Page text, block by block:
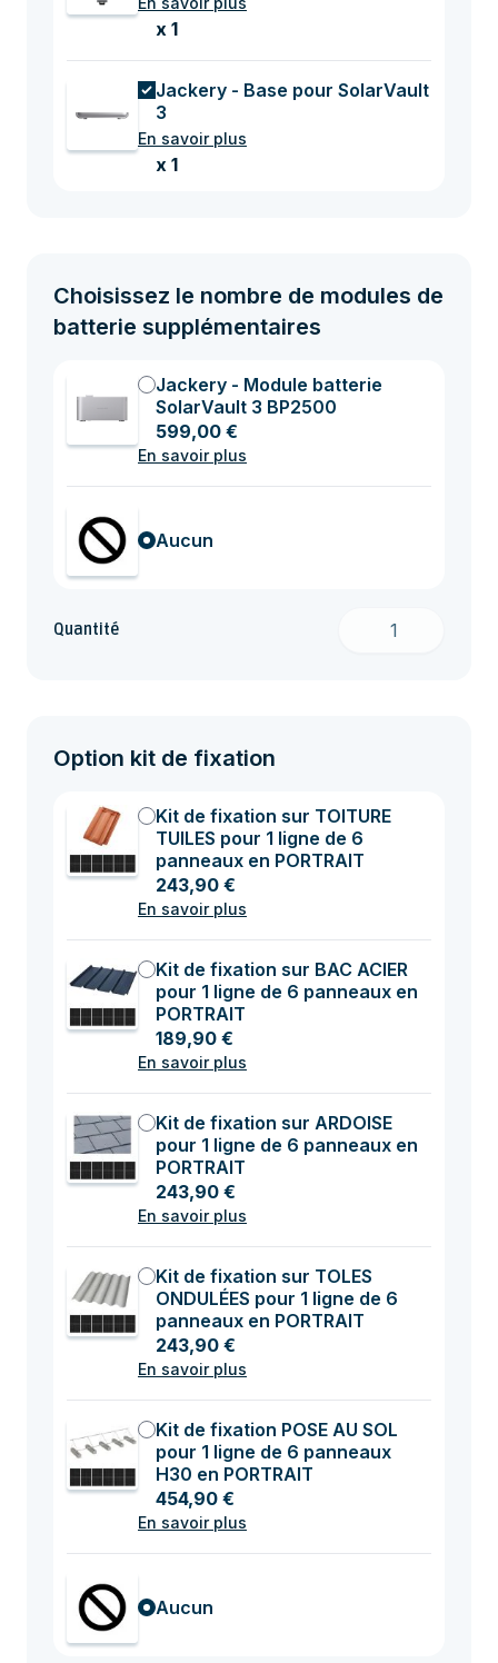
x 1
Jackery - Base pour SolarVault
3
En savoir plus
x 1
Choisissez le nombre de modules de
batterie supplémentaires
Jackery - Module batterie
SolarVault 3 BP2500
599,00 €
En savoir plus
Aucun
Quantité
Option kit de fixation
Kit de fixation sur TOITURE
TUILES pour 1 ligne de 6
panneaux en PORTRAIT
243,90 €
En savoir plus
Kit de fixation sur BAC ACIER
pour 1 ligne de 6 panneaux en
PORTRAIT
189,90 €
En savoir plus
Kit de fixation sur ARDOISE
pour 1 ligne de 6 panneaux en
PORTRAIT
243,90 €
En savoir plus
Kit de fixation sur TOLES
ONDULÉES pour 1 ligne de 6
panneaux en PORTRAIT
243,90 €
En savoir plus
Kit de fixation POSE AU SOL
pour 1 ligne de 6 panneaux
H30 en PORTRAIT
454,90 €
En savoir plus
Aucun